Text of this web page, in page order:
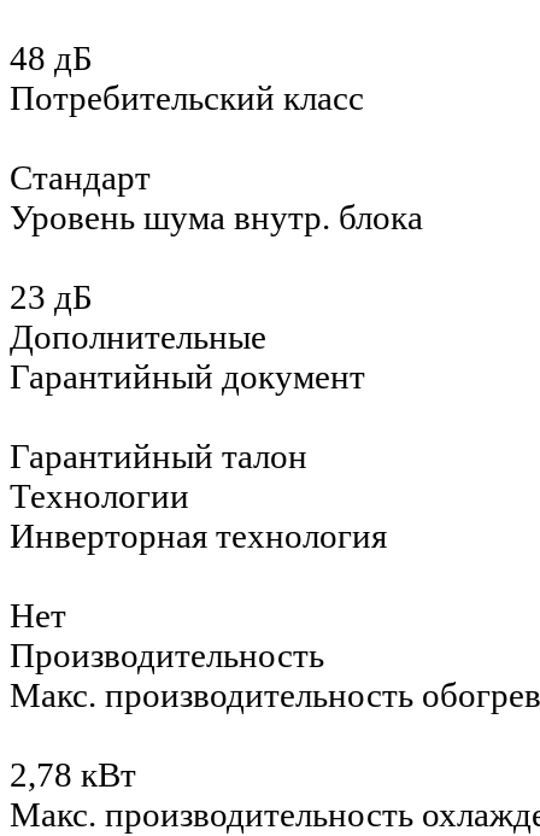
48 дБ
Потребительский класс
Стандарт
Уровень шума внутр. блока
23 дБ
Дополнительные
Гарантийный документ
Гарантийный талон
Технологии
Инверторная технология
Нет
Производительность
Макс. производительность
2,78 кВт
Макс. производительность